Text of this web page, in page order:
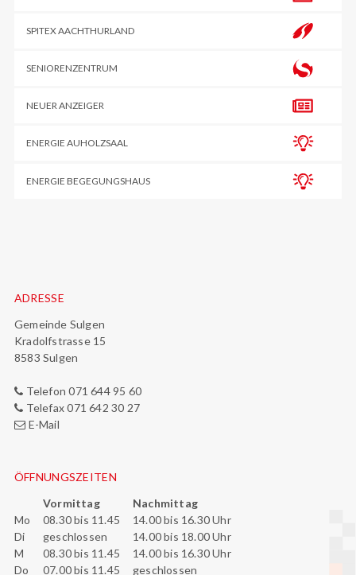
SPITEX AACHTHURLAND
SENIORENZENTRUM
NEUER ANZEIGER
ENERGIE AUHOLZSAAL
ENERGIE BEGEGUNGSHAUS
Footer
ADRESSE
Gemeinde Sulgen
Kradolfstrasse 15
8583 Sulgen
Telefon 071 644 95 60
Telefax 071 642 30 27
E-Mail
ÖFFNUNGSZEITEN
Vormittag
Nachmittag
Mo
08.30 bis 11.45
14.00 bis 16.30 Uhr
Di
geschlossen
14.00 bis 18.00 Uhr
M
08.30 bis 11.45
14.00 bis 16.30 Uhr
Do
07.00 bis 11.45 geschlossen